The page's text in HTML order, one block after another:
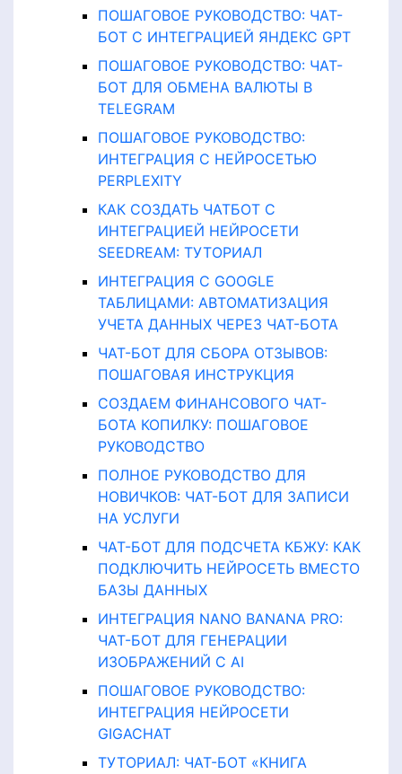
ПОШАГОВОЕ РУКОВОДСТВО: ЧАТ-
БОТ С ИНТЕГРАЦИЕЙ ЯНДЕКС GPT
ПОШАГОВОЕ РУКОВОДСТВО: ЧАТ-
БОТ ДЛЯ ОБМЕНА ВАЛЮТЫ В
TELEGRAM
ПОШАГОВОЕ РУКОВОДСТВО:
ИНТЕГРАЦИЯ С НЕЙРОСЕТЬЮ
PERPLEXITY
КАК СОЗДАТЬ ЧАТБОТ С
ИНТЕГРАЦИЕЙ НЕЙРОСЕТИ
SEEDREAM: ТУТОРИАЛ
ИНТЕГРАЦИЯ С GOOGLE
ТАБЛИЦАМИ: АВТОМАТИЗАЦИЯ
УЧЕТА ДАННЫХ ЧЕРЕЗ ЧАТ-БОТА
ЧАТ-БОТ ДЛЯ СБОРА ОТЗЫВОВ:
ПОШАГОВАЯ ИНСТРУКЦИЯ
СОЗДАЕМ ФИНАНСОВОГО ЧАТ-
БОТА КОПИЛКУ: ПОШАГОВОЕ
РУКОВОДСТВО
ПОЛНОЕ РУКОВОДСТВО ДЛЯ
НОВИЧКОВ: ЧАТ-БОТ ДЛЯ ЗАПИСИ
НА УСЛУГИ
ЧАТ-БОТ ДЛЯ ПОДСЧЕТА КБЖУ: КАК
ПОДКЛЮЧИТЬ НЕЙРОСЕТЬ ВМЕСТО
БАЗЫ ДАННЫХ
ИНТЕГРАЦИЯ NANO BANANA PRO:
ЧАТ-БОТ ДЛЯ ГЕНЕРАЦИИ
ИЗОБРАЖЕНИЙ С AI
ПОШАГОВОЕ РУКОВОДСТВО:
ИНТЕГРАЦИЯ НЕЙРОСЕТИ
GIGACHAT
ТУТОРИАЛ: ЧАТ-БОТ «КНИГА